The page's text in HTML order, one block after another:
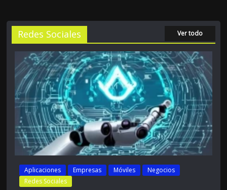
Redes Sociales Ver todo
Aplicaciones Empresas Móviles
Negocios
Redes Sociales